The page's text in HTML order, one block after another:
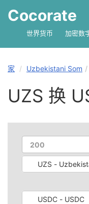
Cocorate
世界货币 加密数
家 Uzbekistani Som
UZS 换
UZS -
USDC - USDC